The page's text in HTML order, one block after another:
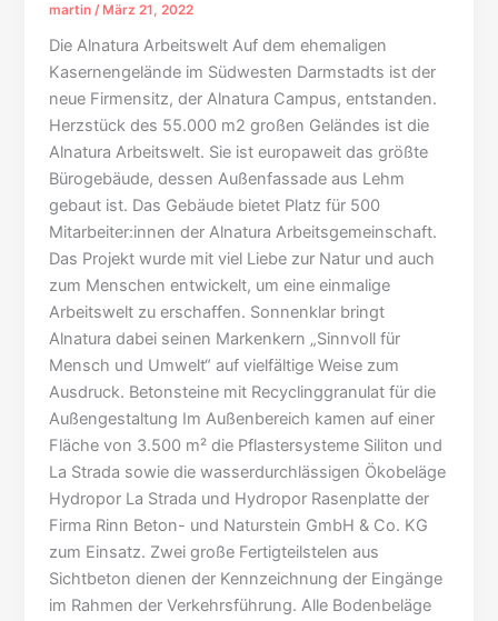
martin / März 21, 2022
Die Alnatura Arbeitswelt Auf dem ehemaligen
Kasernengelände im Südwesten Darmstadts ist der
neue Firmensitz, der Alnatura Campus, entstanden.
Herzstück des 55.000 m2 großen Geländes ist die
Alnatura Arbeitswelt. Sie ist europaweit das größte
Bürogebäude, dessen Außenfassade aus Lehm
gebaut ist. Das Gebäude bietet Platz für 500
Mitarbeiter:innen der Alnatura Arbeitsgemeinschaft.
Das Projekt wurde mit viel Liebe zur Natur und auch
zum Menschen entwickelt, um eine einmalige
Arbeitswelt zu erschaffen. Sonnenklar bringt
Alnatura dabei seinen Markenkern „Sinnvoll für
Mensch und Umwelt“ auf vielfältige Weise zum
Ausdruck. Betonsteine mit Recyclinggranulat für die
Außengestaltung Im Außenbereich kamen auf einer
Fläche von 3.500 m² die Pflastersysteme Siliton und
La Strada sowie die wasserdurchlässigen Ökobeläge
Hydropor La Strada und Hydropor Rasenplatte der
Firma Rinn Beton- und Naturstein GmbH & Co. KG
zum Einsatz. Zwei große Fertigteilstelen aus
Sichtbeton dienen der Kennzeichnung der Eingänge
im Rahmen der Verkehrsführung. Alle Bodenbeläge